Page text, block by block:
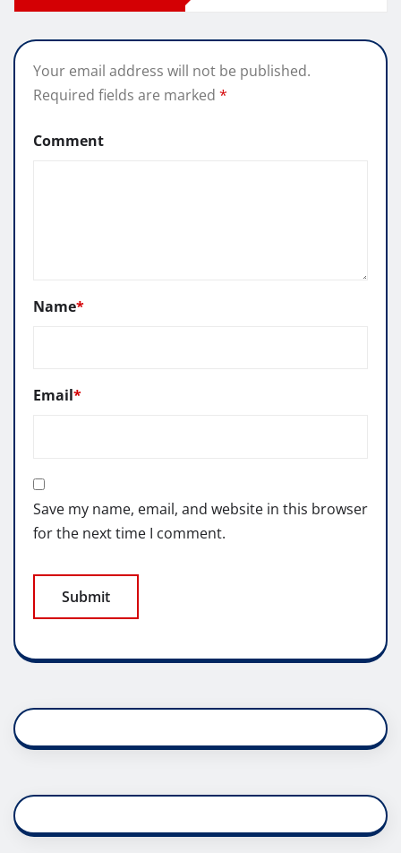
Your email address will not be published.
Required fields are marked *
Comment
Name*
Email*
Save my name, email, and website in this browser
for the next time I comment.